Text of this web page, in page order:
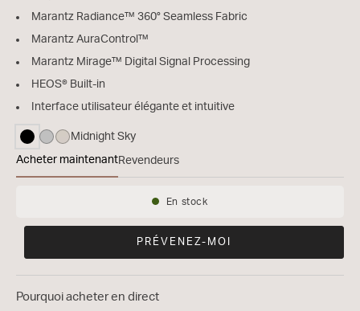
Marantz Radiance™ 360° Seamless Fabric
Marantz AuraControl™
Marantz Mirage™ Digital Signal Processing
HEOS® Built-in
Interface utilisateur élégante et intuitive
sélectionné
Midnight Sky
Acheter maintenantRevendeurs
En stock
PRÉVENEZ-MOI
Pourquoi acheter en direct